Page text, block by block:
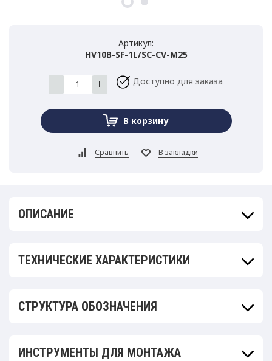
Артикул:
HV10B-SF-1L/SC-CV-M25
Доступно для заказа
ОПИСАНИЕ
ТЕХНИЧЕСКИЕ ХАРАКТЕРИСТИКИ
СТРУКТУРА ОБОЗНАЧЕНИЯ
ИНСТРУМЕНТЫ ДЛЯ МОНТАЖА